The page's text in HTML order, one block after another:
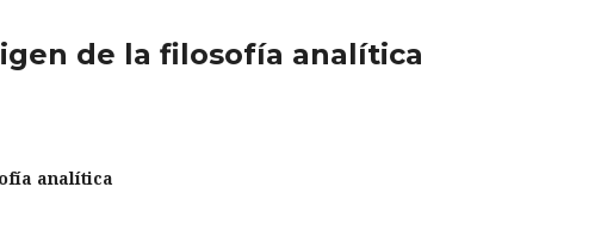
de la filosofía analítica
analítica